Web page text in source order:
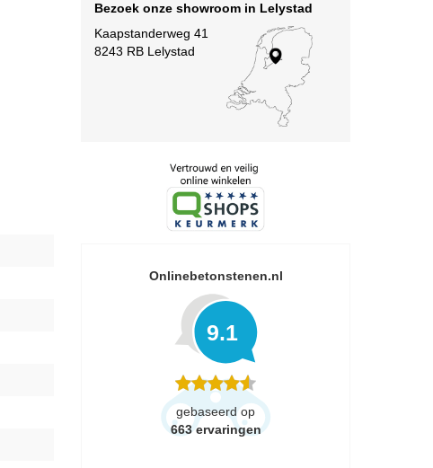
Bezoek onze showroom in Lelystad
Kaapstanderweg 41
8243 RB Lelystad
Onlinebetonstenen.nl
9.1
gebaseerd op
663 ervaringen